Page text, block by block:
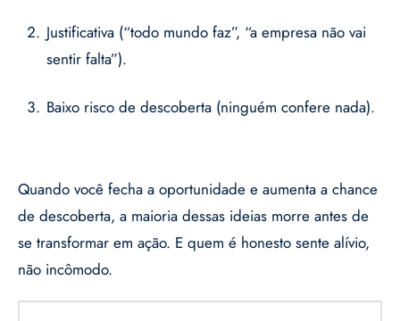
Justificativa (“todo mundo faz”, “a empresa não vai
sentir falta”).
Baixo risco de descoberta (ninguém confere nada).
Quando você fecha a oportunidade e aumenta a chance
de descoberta, a maioria dessas ideias morre antes de
se transformar em ação. E quem é honesto sente alívio,
não incômodo.